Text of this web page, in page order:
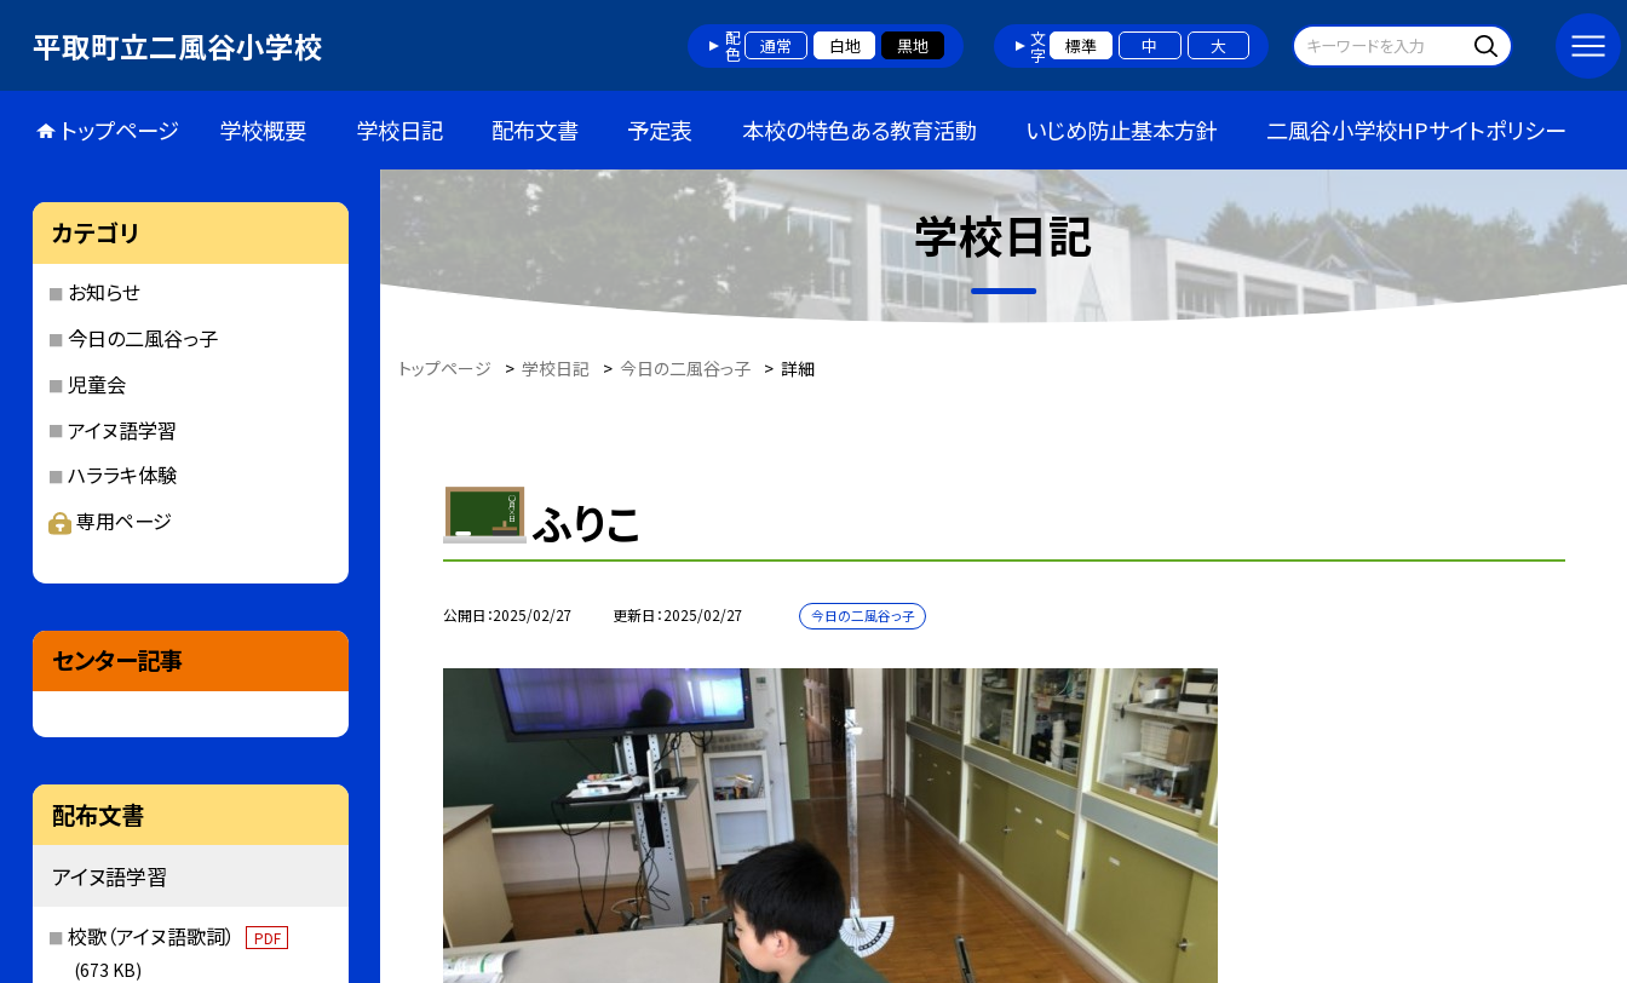
平取町立二風谷小学校 配色 通常 白地 黒地 文字 標準 中 大
トップページ 学校概要 学校日記 配布文書 予定表 本校の特色ある教育活動 いじめ防止基本方針 二風谷小学校HPサイトポリシー
学校日記
トップページ > 学校日記 > 今日の二風谷っ子 > 詳細
ふりこ
公開日 2025/02/27 更新日 2025/02/27 今日の二風谷っ子
カテゴリ
お知らせ
今日の二風谷っ子
児童会
アイヌ語学習
ハララキ体験
専用ページ
センター記事
配布文書
アイヌ語学習
校歌（アイヌ語歌詞） PDF
(673 KB)